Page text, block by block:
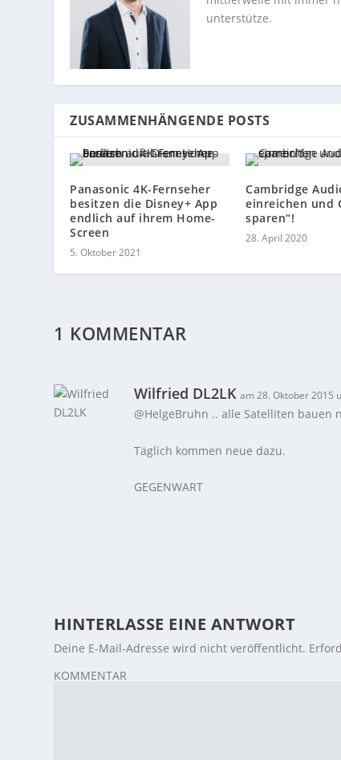
unterstütze.
ZUSAMMENHÄNGENDE POSTS
Panasonic 4K-Fernseher
besitzen die Disney+ App
endlich auf ihrem Home-
Screen
5. Oktober 2021
Cambridge
einreichen und
sparen“!
28. April 2020
1 KOMMENTAR
Wilfried DL2LK am 28. Oktober 2015
@HelgeBruhn .. alle Satelliten bauen
Täglich kommen neue dazu.
GEGENWART
HINTERLASSE EINE ANTWORT
Deine E-Mail-Adresse wird nicht veröffentlicht.
KOMMENTAR